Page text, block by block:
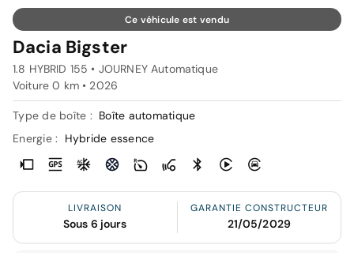
Ce véhicule est vendu
Dacia Bigster
1.8 HYBRID 155 • JOURNEY Automatique
Voiture 0 km • 2026
Type de boîte : Boîte automatique
Energie :
Hybride essence
LIVRAISON
Sous 6 jours
GARANTIE CONSTRUCTEUR
21/05/2029